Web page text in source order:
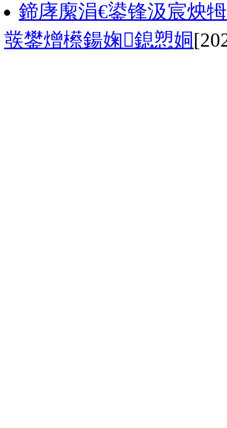
鍗庨緳涓€鍙锋汲宸炴
彂鐢熷櫒鍚婅鎴愬姛